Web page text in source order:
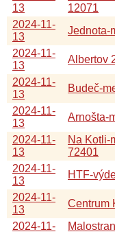
13
12071
2024-11-
13
Jednota-
2024-11-
13
Albertov
2024-11-
13
Budeč-
2024-11-
13
Arnošta-
2024-11-
13
Na Kotli-
72401
2024-11-
13
HTF-
2024-11-
13
Centrum
2024-11-